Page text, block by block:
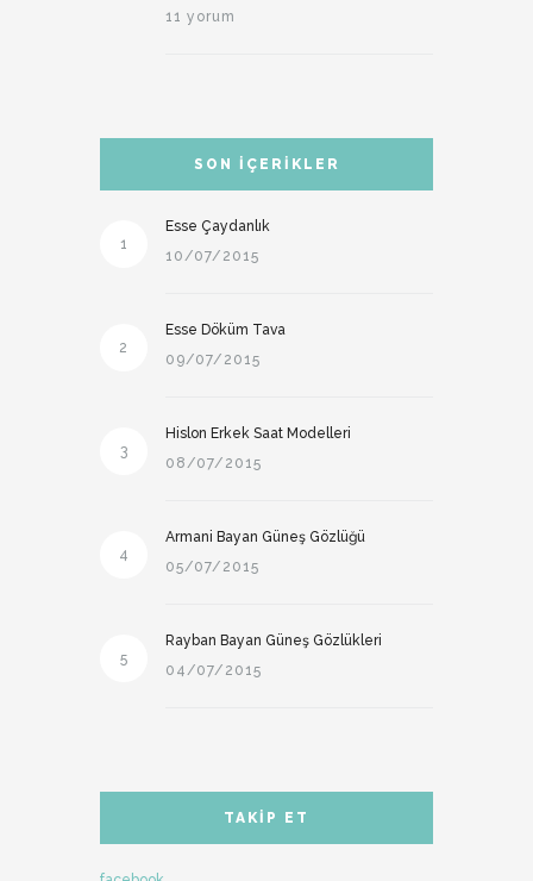
11 yorum
SON İÇERIKLER
1
Esse Çaydanlık
10/07/2015
2
Esse Döküm Tava
09/07/2015
3
Hislon Erkek Saat Modelleri
08/07/2015
4
Armani Bayan Güneş Gözlüğü
05/07/2015
5
Rayban Bayan Güneş Gözlükleri
04/07/2015
TAKIP ET